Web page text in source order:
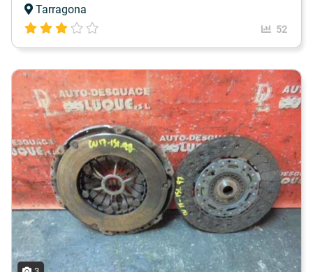
Tarragona
52